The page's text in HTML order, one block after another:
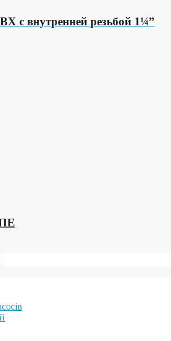
с внутренней резьбой 1¼”
ПЕ